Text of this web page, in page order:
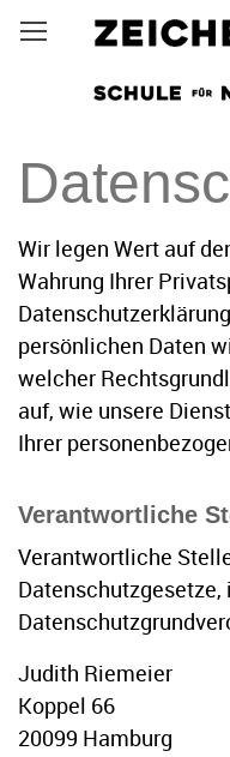
Direkt
zum
Wir legen Wert auf
Wahrung Ihrer
persönlichen Daten
welcher
auf, wie unsere
Ihrer
Verantwortliche
Verantwortliche
Datenschutzgesetze,
Judith Riemeier
Koppel 66
20099 Hamburg